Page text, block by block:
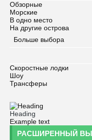
Обзорные
Морские
В одно место
На другие острова
Больше выбора
Скоростные лодки
Шоу
Трансферы
Heading
Example text
РАСШИРЕННЫЙ